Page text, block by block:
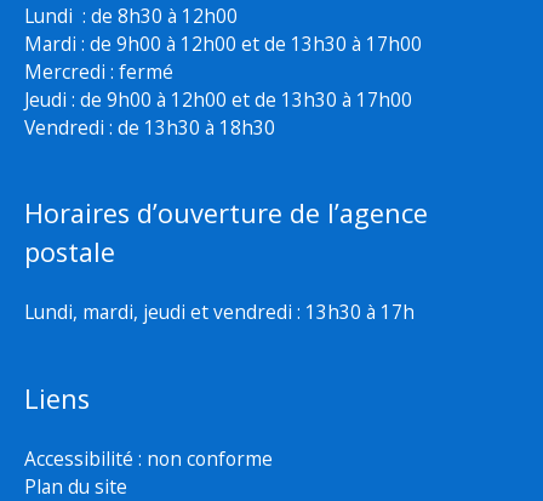
Lundi : de 8h30 à 12h00
Mardi : de 9h00 à 12h00 et de 13h30 à 17h00
Mercredi : fermé
Jeudi : de 9h00 à 12h00 et de 13h30 à 17h00
Vendredi : de 13h30 à 18h30
Horaires d’ouverture de l’agence
postale
Lundi, mardi, jeudi et vendredi : 13h30 à 17h
Liens
Accessibilité : non conforme
Plan du site